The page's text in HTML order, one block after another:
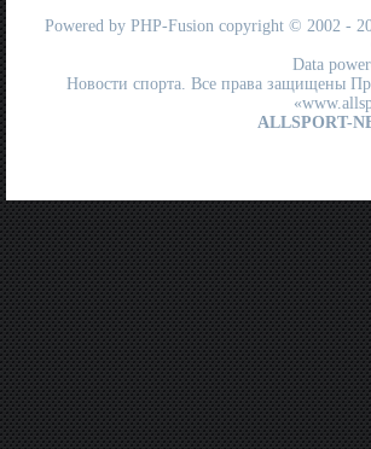
Powered by PHP-Fusion copyright © 2002 -
Data
Новости спорта. Все права защищены
ALLSPORT-